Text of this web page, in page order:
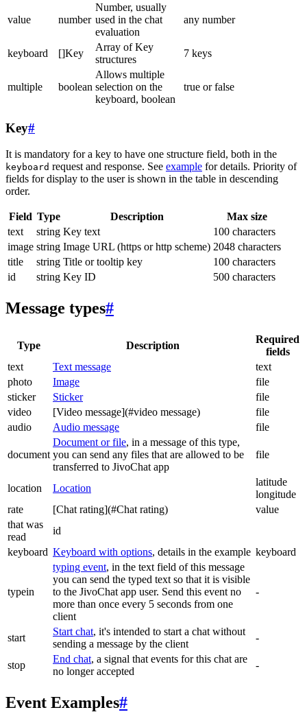
value number
Number, usually
used in the chat
evaluation
any number
keyboard []Key
Array of Key
structures
7 keys
multiple boolean
Allows multiple
selection on the
keyboard, boolean
true or false
Key#
It is mandatory for a key to have one structure field, both in the
keyboard request and response. See example for details. Priority of
fields for display to the user is shown in the table in descending
order.
Field Type Description
Max size
text
string Key text
100 characters
image string Image URL (https or http scheme) 2048 characters
title
string Title or tooltip key
100 characters
id
string Key ID 500 characters
Message types#
Type Description
Required
fields
text
Text message
text
photo
Image
file
sticker
Sticker
file
video
[Video message](#video message)
file
audio
Audio message file
document
Document or file, in a message of this type,
you can send any files that are allowed to be
transferred to JivoChat app
file
location Location
latitude
longitude
rate
[Chat rating](#Chat rating)
value
that was
read
id
keyboard Keyboard with options, details in the example keyboard
typein
typing event, in the text field of this message
you can send the typed text so that it is visible
to the JivoChat app user. Send this event no
more than once every 5 seconds from one
client
-
start
Start chat, it's intended to start a chat without
sending a message by the client
-
stop
End chat, a signal that events for this chat are
no longer accepted
-
Event Examples#